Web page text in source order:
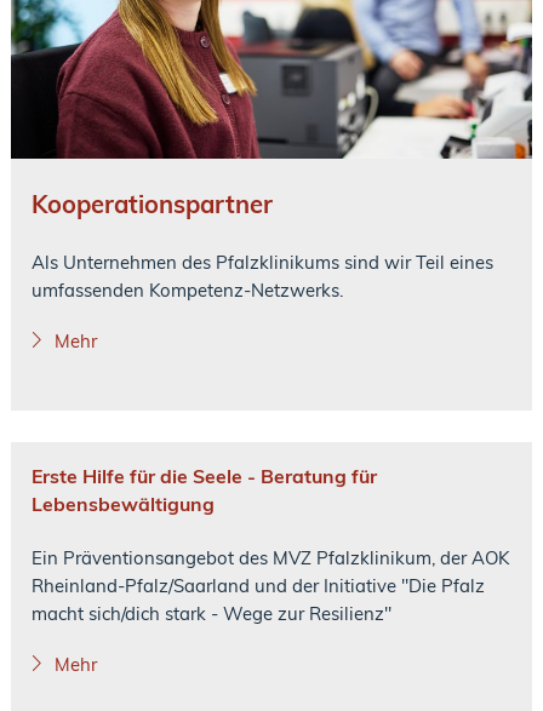
Kooperationspartner
Als Unternehmen des Pfalzklinikums sind wir Teil eines
umfassenden Kompetenz-Netzwerks.
Mehr
Erste Hilfe für die Seele - Beratung für
Lebensbewältigung
Ein Präventionsangebot des MVZ Pfalzklinikum, der AOK
Rheinland-Pfalz/Saarland und der Initiative "Die Pfalz
macht sich/dich stark - Wege zur Resilienz"
Mehr